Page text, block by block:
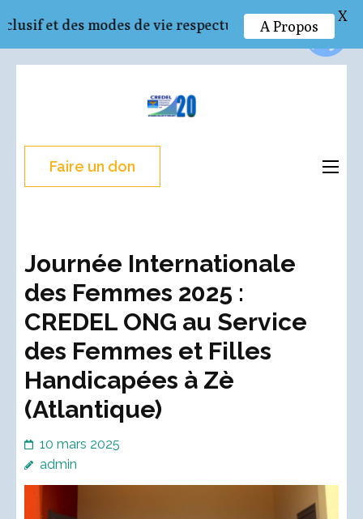
(Pressez
Entrée)Faire un don
Journée Internationale
des Femmes 2025 :
CREDEL ONG au Service
des Femmes et Filles
Handicapées à Zè
(Atlantique)
10 mars 2025
admin
des modes de vie respectueux de A Propos
X